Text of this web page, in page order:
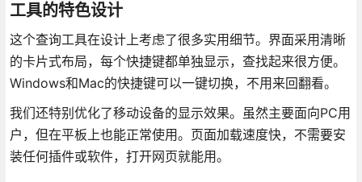
工具的特色设计
这个查询工具在设计上考虑了很多实用细节。界面采用清晰
的卡片式布局，每个快捷键都单独显示，查找起来很方便。
Windows和Mac的快捷键可以一键切换，不用来回翻看。
我们还特别优化了移动设备的显示效果。虽然主要面向PC用
户，但在平板上也能正常使用。页面加载速度快，不需要安
装任何插件或软件，打开网页就能用。